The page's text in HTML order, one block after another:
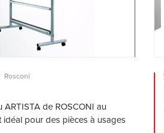
Rosconi
de ROSCONI au
pour des pièces à usages